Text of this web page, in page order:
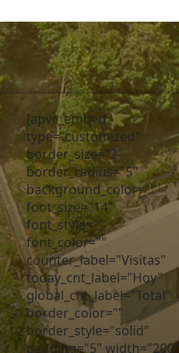
[apvc_embed
type="customized"
border_size="2"
border_radius="5"
background_color=""
font_size="14"
font_style=""
font_color=""
counter_label="Visitas"
today_cnt_label="Hoy"
global_cnt_label="Total"
border_color=""
border_style="solid"
padding="5" width="200"